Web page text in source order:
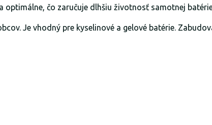
čo zaručuje dlhšiu životnosť samotnej
Je vhodný pre kyselinové a gelové batérie.